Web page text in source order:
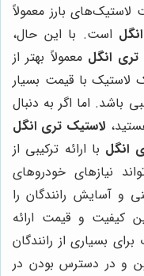
بارز معمولاً
است. با این حال،
تری انگل معمولاً بهتر از
لاستیک با قیمت بسیار
باشد. اما اگر به دنبال
لاستیک تری انگل
انگل با ارائه ترکیبی از
نیازهای خودروهای
و آسایش رانندگان را
کیفیت و قیمت ارائه
بسیاری از رانندگان
و در دسترس بودن در